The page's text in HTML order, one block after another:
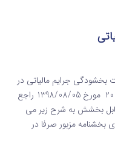
بخشودگی جرایم مالیاتی در
خصوص بخشنامه شماره 200/98/41 مورخ 1398/08/05 راجع
بخشش به شرح زیر می
بخشنامه مزبور صرفا در